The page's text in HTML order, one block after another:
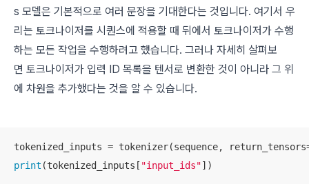
s 모델은 기본적으로 여러 문장을 기대한다는 것입니다. 여기서 우
리는 토크나이저를 시퀀스에 적용할 때 뒤에서 토크나이저가 수행
하는 모든 작업을 수행하려고 했습니다. 그러나 자세히 살펴보
면 토크나이저가 입력 ID 목록을 텐서로 변환한 것이 아니라 그 위
에 차원을 추가했다는 것을 알 수 있습니다.
tokenized_inputs = tokenizer(sequence,
print (tokenized_inputs[ "input_ids"])